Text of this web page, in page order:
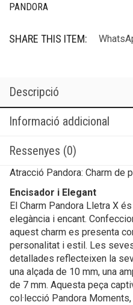
PANDORA
SHARE THIS ITEM:
Descripció
Informació addicional
Ressenyes (0)
Atracció Pandora: Charm de
Encisador i Elegant
El Charm Pandora Lletra X
elegància i encant.
aquest charm es presenta
personalitat i estil. Les
detallades reflecteixen la
una alçada de 10 mm, una
de 7 mm. Aquesta peça
col·lecció Pandora